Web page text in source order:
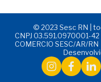
© 2023 Sesc RN |
CNPJ 03.591.0970001-42
COMERCIO SESC/AR/RN